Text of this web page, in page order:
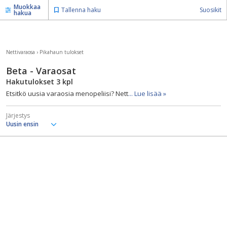
Muokkaa
hakua Tallenna haku Suosikit
Nettivaraosa › Pikahaun tulokset
Beta - Varaosat
Hakutulokset 3 kpl
Etsitkö uusia varaosia menopeliisi? Nett... Lue lisää »
Järjestys